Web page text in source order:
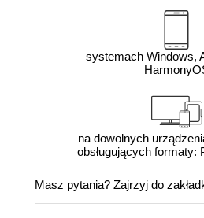
systemach Windows,
na dowolnych
obsługujących formaty:
Masz pytania? Zajrzyj do